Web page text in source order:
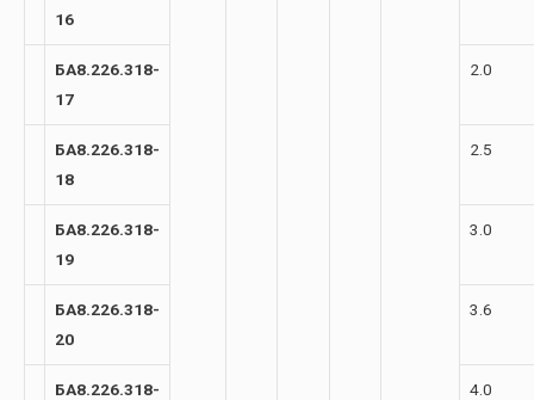
16
БА8.226.318-
17
2.0
БА8.226.318-
18
2.5
БА8.226.318-
19
3.0
БА8.226.318-
20
3.6
БА8.226.318-
4.0